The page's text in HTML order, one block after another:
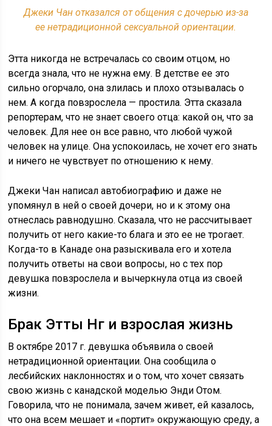
Джеки Чан отказался от общения с дочерью из-за
ее нетрадиционной сексуальной ориентации.
Этта никогда не встречалась со своим отцом, но
всегда знала, что не нужна ему. В детстве ее это
сильно огорчало, она злилась и плохо отзывалась о
нем. А когда повзрослела — простила. Этта сказала
репортерам, что не знает своего отца: какой он, что за
человек. Для нее он все равно, что любой чужой
человек на улице. Она успокоилась, не хочет его знать
и ничего не чувствует по отношению к нему.
Джеки Чан написал автобиографию и даже не
упомянул в ней о своей дочери, но и к этому она
отнеслась равнодушно. Сказала, что не рассчитывает
получить от него какие-то блага и это ее не трогает.
Когда-то в Канаде она разыскивала его и хотела
получить ответы на свои вопросы, но с тех пор
девушка повзрослела и вычеркнула отца из своей
жизни.
Брак Этты Нг и взрослая жизнь
В октябре 2017 г. девушка объявила о своей
нетрадиционной ориентации. Она сообщила о
лесбийских наклонностях и о том, что хочет связать
свою жизнь с канадской моделью Энди Отом.
Говорила, что не понимала, зачем живет, ей казалось,
что она всем мешает и «портит» окружающую среду, а